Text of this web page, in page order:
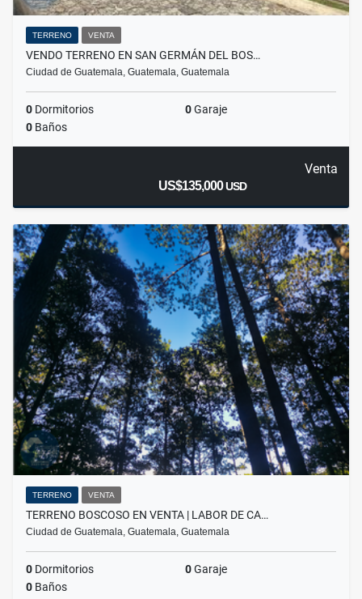
TERRENO VENTA
VENDO TERRENO EN SAN GERMÁN DEL BOS…
Ciudad de Guatemala, Guatemala, Guatemala
0 Dormitorios 0Garaje
0 Baños
Venta
US$135,000USD
TERRENO VENTA
TERRENO BOSCOSO EN VENTA | LABOR DE CA…
Ciudad de Guatemala, Guatemala, Guatemala
0 Dormitorios 0Garaje
0 Baños